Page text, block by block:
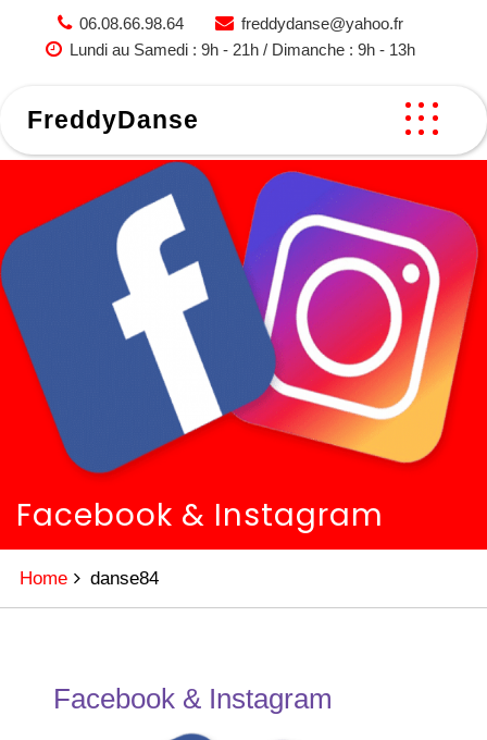
06.08.66.98.64
freddydanse@yahoo.fr
Lundi au Samedi : 9h - 21h / Dimanche : 9h - 13h
FreddyDanse
Facebook & Instagram
Home danse84
Facebook & Instagram